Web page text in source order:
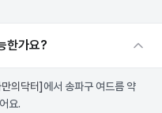
한가요?
만의닥터] 에서 송파구 여드름 약
요.